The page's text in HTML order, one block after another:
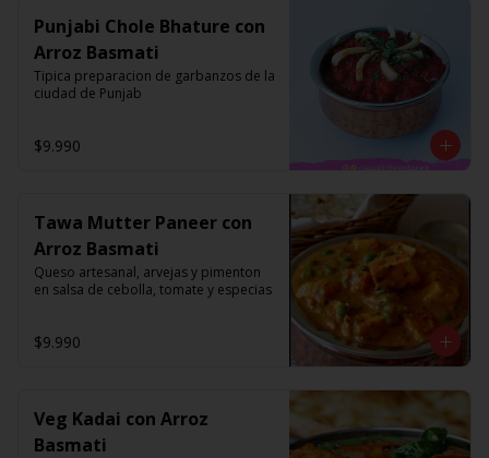
Punjabi Chole Bhature con
Arroz Basmati
Tipica preparacion de garbanzos de la
ciudad de Punjab
$9.990
Tawa Mutter Paneer con
Arroz Basmati
Queso artesanal, arvejas y pimenton
en salsa de cebolla, tomate y especias
$9.990
Veg Kadai con Arroz
Basmati